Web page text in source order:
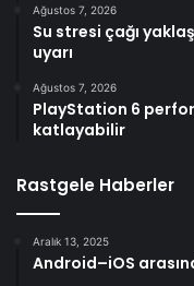
Ağustos 7, 2026
Su stresi çağı
uyarı
Ağustos 7, 2026
PlayStation 6
katlayabilir
Rastgele Haberler
Aralık 13, 2025
Android–iOS